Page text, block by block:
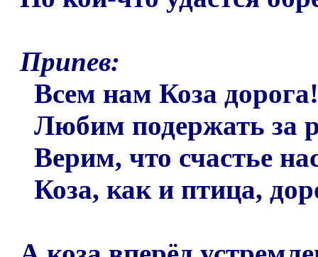
Припев:
Всем нам Коза дорога!
Любим подержать за
Верим, что счастье
Коза, как и птица,